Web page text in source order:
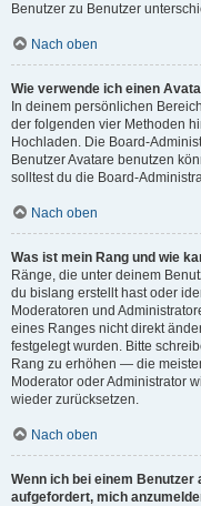
Benutzer zu Benutzer
Nach oben
Wie verwende ich einen
In deinem persönlichen
der folgenden vier Methoden
Hochladen. Die Board-
Benutzer Avatare benutzen
solltest du die Board-
Nach oben
Was ist mein Rang und wie
Ränge, die unter deinem
du bislang erstellt hast oder
Moderatoren und
eines Ranges nicht direkt
festgelegt wurden. Bitte
Rang zu erhöhen — die
Moderator oder Administrator
wieder zurücksetzen.
Nach oben
Wenn ich bei einem
aufgefordert, mich